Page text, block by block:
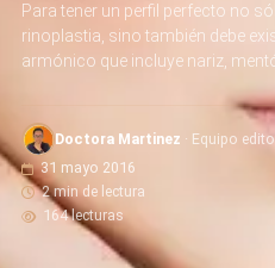
Para tener un perfil perfecto no
rinoplastia, sino también debe
armónico que incluye nariz,
Doctora Martinez · Equipo
31 mayo 2016
2 min de lectura
164 lecturas